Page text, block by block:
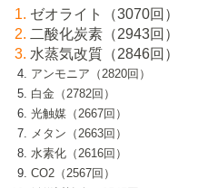
大学：オンライン・対面開催）
6号 メタン転換技術の最新動向
B号 第125回触媒討論会（2020年・工学
院大学）
5号 固体触媒による含窒素有機化合物変
換の最前線
6号 貴金属使用量低減に向けた自動車排
ガス浄化触媒の開発
B号 第123回触媒討論会（2019年・大阪
B号 第121回触媒討論会（2018年・東京
大学）
5号 水素のふるまいを解き明かす最先端
研究
6号 低級アルカンの有効利用のための触
媒技術
B号 第119回触媒討論会（2017年・首都
大学東京）
媒技術
3号 触媒研究の最先端～とびたて若き研究
者たち～（1）
4号 触媒研究の最先端～とびたて若き研究
者たち～（2）
5号 触媒研究の最先端～とびたて若き研究
者たち～（3）
6号 イオニクス材料と燃料電池・電解合成
2号 石油精製用触媒の最近の進展
3号 固体酸化物形燃料電池（SOFC）におけ
るアノード触媒上での燃料直接改質技術
4号 コアシェル構造の制御による触媒機能
5号 工業触媒およびその周辺技術の最近の
進歩
6号 ナノシート
2号 光触媒反応機構に関する最新の研究動
向
開発動向
4号 人工光合成に向けた近年のアプローチ
5号 未利用熱エネルギーの有効活用に貢献
する触媒技術
6号 ポリオキソメタレート
1号 高耐久性燃料電池システム用触媒にお
ける新展開
2号 リビングラジカル重合の最近の動向
3号 天然ガスの化学工業的展開に関する触
媒技術
4号 貴金属触媒の精密構造制御とその活用
5号 バイオマス化成品製造のための固体触
▼54巻（2012年）
1号 規則性多孔体の利用技術における最近
の進歩
2号 第109回触媒討論会
3号 貴金属低減技術の最新動向
4号 貴金属代替技術の最新動向
5号 光触媒による物質変換反応の新展開
▼53巻（2011年）
1号 金属学から見る合金触媒の新展開
2号 第107回触媒討論会
3号 触媒のその場観察法の進歩（１）
4号 触媒のその場観察法の進歩（２）
5号 不活性結合の触媒的活性化による有機
▼52巻（2010年）
1号 触媒の劣化対策と長寿命触媒開発
2号 第105回触媒討論会
3号 ナノ構造が拓く新機能
4号 活性サイトおよびその環境の精密な設
1号 炭素材料－熱い注目を集める材料－
2号 第103回触媒討論会
3号 環境浄化用光触媒の現状と課題
▼50巻（2008年）
1号 触媒化学と学会のこの10年，半世紀，
そして未来
▼49巻（2007年）
1号 含フッ素化合物の合成と触媒
ゼオライト（3070回）
二酸化炭素（2943回）
水蒸気改質（2846回）
アンモニア（2820回）
白金（2782回）
光触媒（2667回）
メタン（2663回）
水素化（2616回）
CO2（2567回）